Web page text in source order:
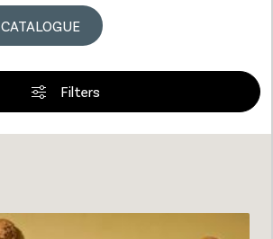
CATALOGUE
Filters